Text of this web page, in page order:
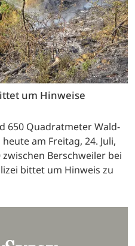
um Hinweise
650 Quadratmeter Wald-
am Freitag, 24. Juli,
Berschweiler bei
bittet um Hinweis zu